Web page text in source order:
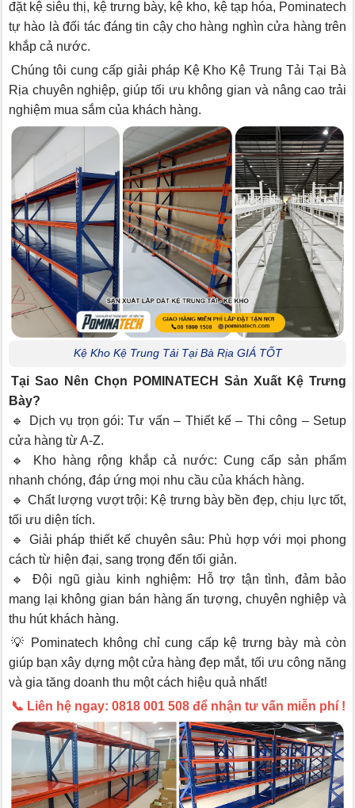
đặt kệ siêu thị, kệ trưng bày, kệ kho, kệ tạp hóa, Pominatech
tự hào là đối tác đáng tin cậy cho hàng nghìn cửa hàng trên
khắp cả nước.
Chúng tôi cung cấp giải pháp Kệ Kho Kệ Trung Tải Tại Bà
Rịa chuyên nghiệp, giúp tối ưu không gian và nâng cao trải
nghiệm mua sắm của khách hàng.
Kệ Kho Kệ Trung Tải Tại Bà Rịa GIÁ TỐT
Tại Sao Nên Chọn POMINATECH Sản Xuất Kệ Trưng
Bày?
🔹 Dịch vụ trọn gói: Tư vấn – Thiết kế – Thi công – Setup
cửa hàng từ A-Z.
🔹 Kho hàng rộng khắp cả nước: Cung cấp sản phẩm
nhanh chóng, đáp ứng mọi nhu cầu của khách hàng.
🔹 Chất lượng vượt trội: Kệ trưng bày bền đẹp, chịu lực tốt,
tối ưu diện tích.
🔹 Giải pháp thiết kế chuyên sâu: Phù hợp với mọi phong
cách từ hiện đại, sang trọng đến tối giản.
🔹 Đội ngũ giàu kinh nghiệm: Hỗ trợ tận tình, đảm bảo
mang lại không gian bán hàng ấn tượng, chuyên nghiệp và
thu hút khách hàng.
💡 Pominatech không chỉ cung cấp kệ trưng bày mà còn
giúp bạn xây dựng một cửa hàng đẹp mắt, tối ưu công năng
và gia tăng doanh thu một cách hiệu quả nhất!
📞 Liên hệ ngay: 0818 001 508 để nhận tư vấn miễn phí !